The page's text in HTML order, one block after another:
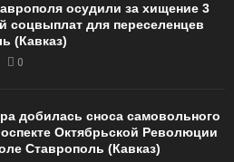
осудили за хищение 3
соцвыплат для переселенцев
(Кавказ)
0
добилась сноса самовольного
Октябрьской Революции
Ставрополь (Кавказ)